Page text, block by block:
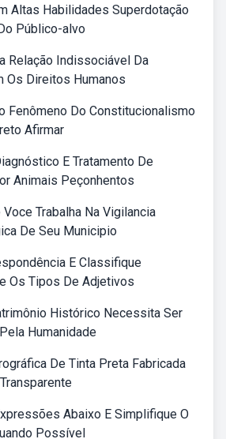
Altas Habilidades Superdotação
Público-alvo
Relação Indissociável Da
Os Direitos Humanos
Fenômeno Do Constitucionalismo
Afirmar
E Tratamento De
Animais Peçonhentos
Voce Trabalha Na Vigilancia
De Seu Municipio
E Classifique
Os Tipos De Adjetivos
Histórico Necessita Ser
Humanidade
De Tinta Preta Fabricada
Abaixo E Simplifique O
Possível